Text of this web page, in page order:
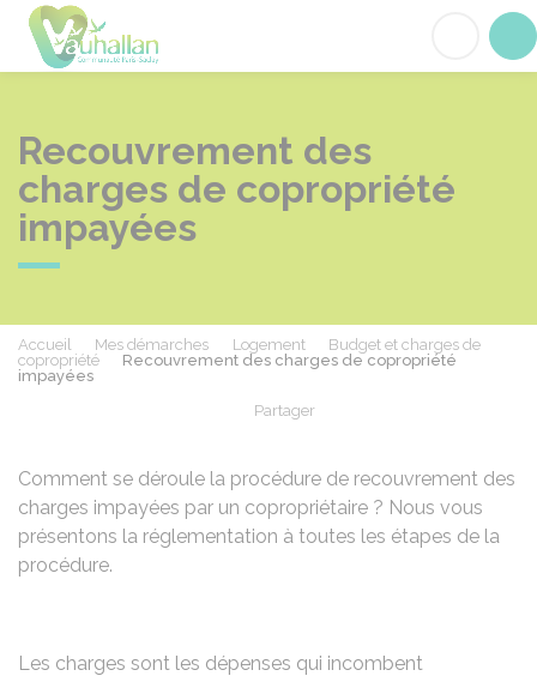
Recouvrement des
charges de copropriété
impayées
Accueil Mes démarches Logement
Budget et charges de
copropriété
Recouvrement des charges de copropriété
impayées
Partager
Comment se déroule la procédure de recouvrement des
charges impayées par un copropriétaire ? Nous vous
présentons la réglementation à toutes les étapes de la
procédure.
Les charges sont les dépenses qui incombent